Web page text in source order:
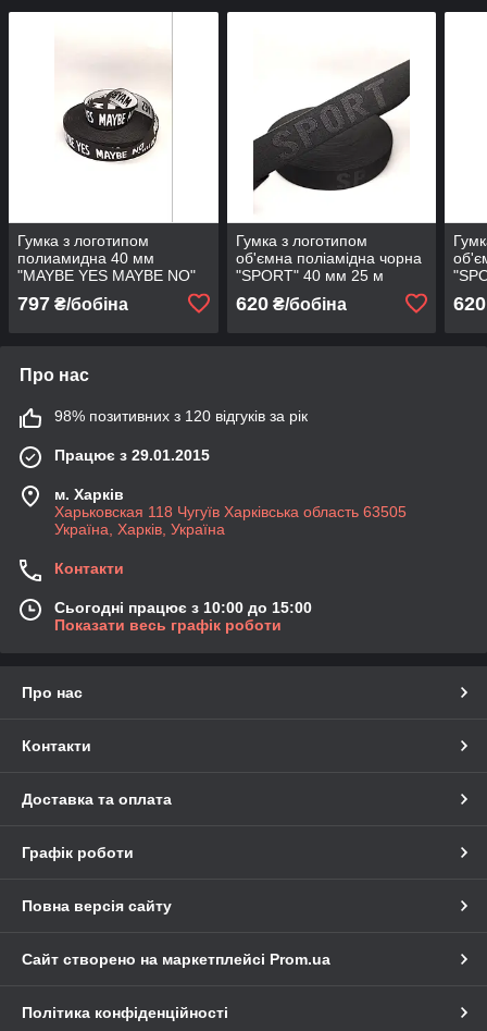
Гумка з логотипом
полиамидна 40 мм
"MAYBE YES MAYBE NO"
797 ₴/бобіна
Гумка з логотипом
об'ємна поліамідна чорна
"SPORT" 40 мм 25 м
620₴/бобіна 620
Про нас
98% позитивних з 120 відгуків за рік
Працює з 29.01.2015
м. Харків
Харьковская 118 Чугуїв Харківська область 63505
Україна, Харків, Україна
Контакти
Сьогодні працює з 10:00 до 15:00
Показати весь графік роботи
Про нас
Контакти
Доставка та оплата
Графік роботи
Повна версія сайту
Сайт створено на маркетплейсі Prom.ua
Політика конфіденційності